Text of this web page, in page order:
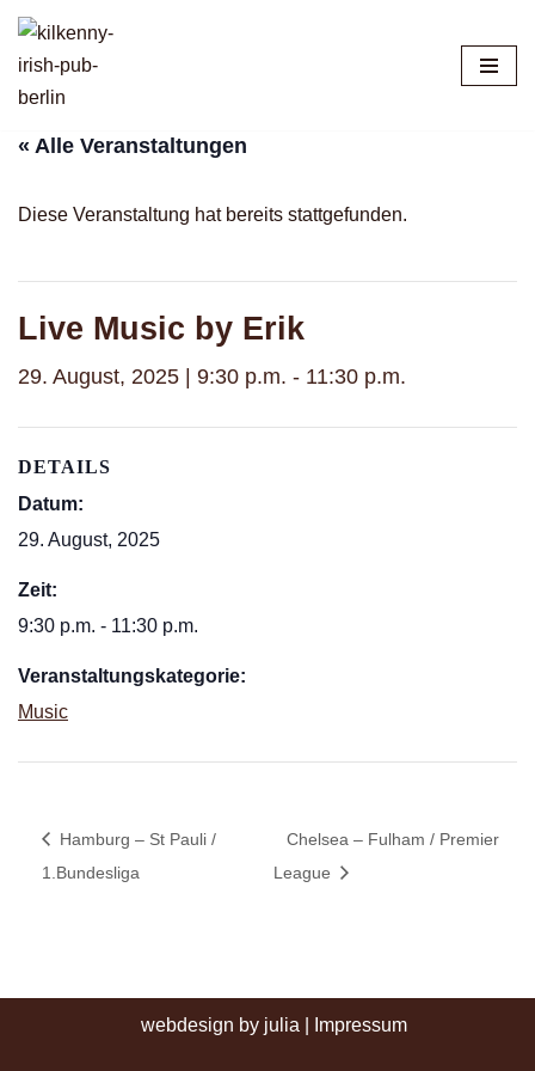
Zum
Inhalt
« Alle Veranstaltungen
Diese Veranstaltung hat bereits stattgefunden.
Live Music by Erik
29. August, 2025 | 9:30 p.m. - 11:30 p.m.
DETAILS
Datum:
29. August, 2025
Zeit:
9:30 p.m. - 11:30 p.m.
Veranstaltungskategorie:
Music
Hamburg – St Pauli /
1.Bundesliga
Chelsea – Fulham / Premier
League
webdesign by julia Impressum